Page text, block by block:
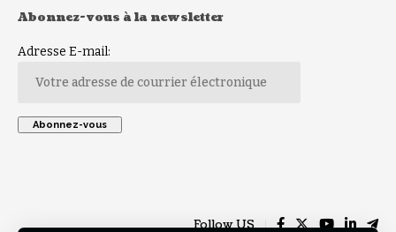
Abonnez-vous à la newsletter
Adresse E-mail:
Follow US